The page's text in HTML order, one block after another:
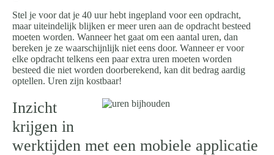
Stel je voor dat je 40 uur hebt ingepland voor een opdracht,
maar uiteindelijk blijken er meer uren aan de opdracht besteed
moeten worden. Wanneer het gaat om een aantal uren, dan
bereken je ze waarschijnlijk niet eens door. Wanneer er voor
elke opdracht telkens een paar extra uren moeten worden
besteed die niet worden doorberekend, kan dit bedrag aardig
optellen. Uren zijn kostbaar!
Inzicht
krijgen in
werktijden met een mobiele applicatie